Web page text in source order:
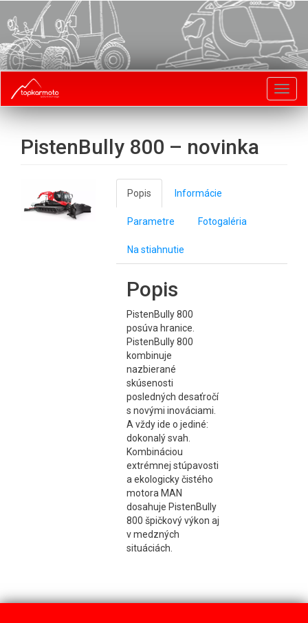
PistenBully 800 – novinka
Popis Informácie
Parametre Fotogaléria
Na stiahnutie
Popis
PistenBully 800
posúva hranice.
PistenBully 800
kombinuje
nazbierané
skúsenosti
posledných desaťročí
s novými inováciami.
A vždy ide o jediné:
dokonalý svah.
Kombináciou
extrémnej stúpavosti
a ekologicky čistého
motora MAN
dosahuje PistenBully
800 špičkový výkon aj
v medzných
situáciách.